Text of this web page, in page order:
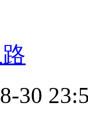
30